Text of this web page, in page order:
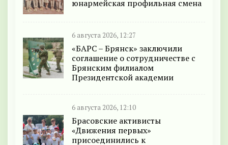
юнармейская профильная смена
6 августа 2026, 12:27
«БАРС – Брянск» заключили
соглашение о сотрудничестве с
Брянским филиалом
Президентской академии
6 августа 2026, 12:10
Брасовские активисты
«Движения первых»
присоединились к